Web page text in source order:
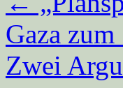
Gaza zum
Zwei